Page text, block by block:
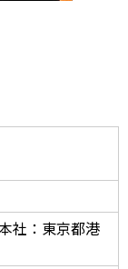
社：東京都港